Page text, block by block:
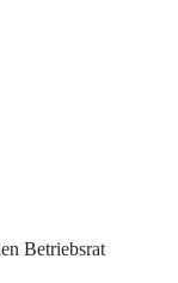
Betriebsrat